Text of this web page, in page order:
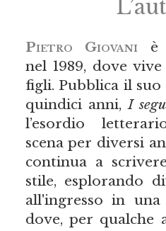
Pietro Giovani è
nel 1989, dove
figli. Pubblica il
quindici anni,I
l’esordio
scena per diversi
continua a
stile, esplorando
all'ingresso in
dove, per qualche